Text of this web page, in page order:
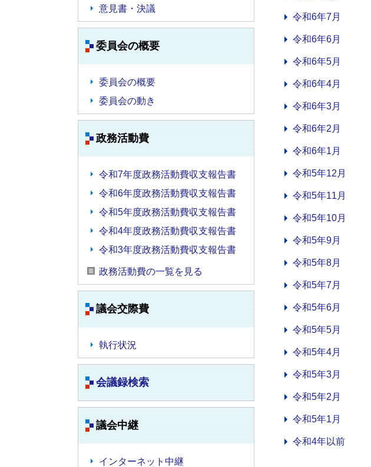
意見書・決議
委員会の概要
委員会の概要
委員会の動き
政務活動費
令和7年度政務活動費収支報告書
令和6年度政務活動費収支報告書
令和5年度政務活動費収支報告書
令和4年度政務活動費収支報告書
令和3年度政務活動費収支報告書
政務活動費の一覧を見る
議会交際費
執行状況
会議録検索
議会中継
インターネット中継
令和6年7月
令和6年6月
令和6年5月
令和6年4月
令和6年3月
令和6年2月
令和6年1月
令和5年12月
令和5年11月
令和5年10月
令和5年9月
令和5年8月
令和5年7月
令和5年6月
令和5年5月
令和5年4月
令和5年3月
令和5年2月
令和5年1月
令和4年以前